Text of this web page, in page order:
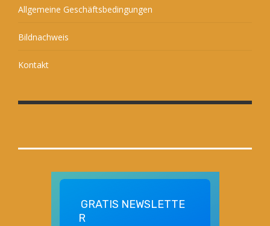
Allgemeine Geschäftsbedingungen
Bildnachweis
Kontakt
GRATIS NEWSLETTE
R